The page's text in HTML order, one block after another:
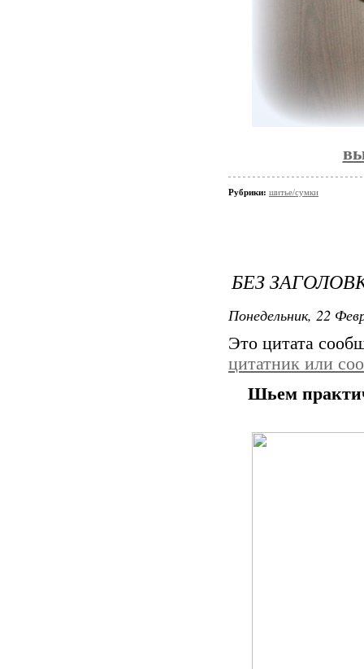
Рубрики: шитье/сумки
БЕЗ
Понедельник, 22
Это цитата
цитатник или
Шьем